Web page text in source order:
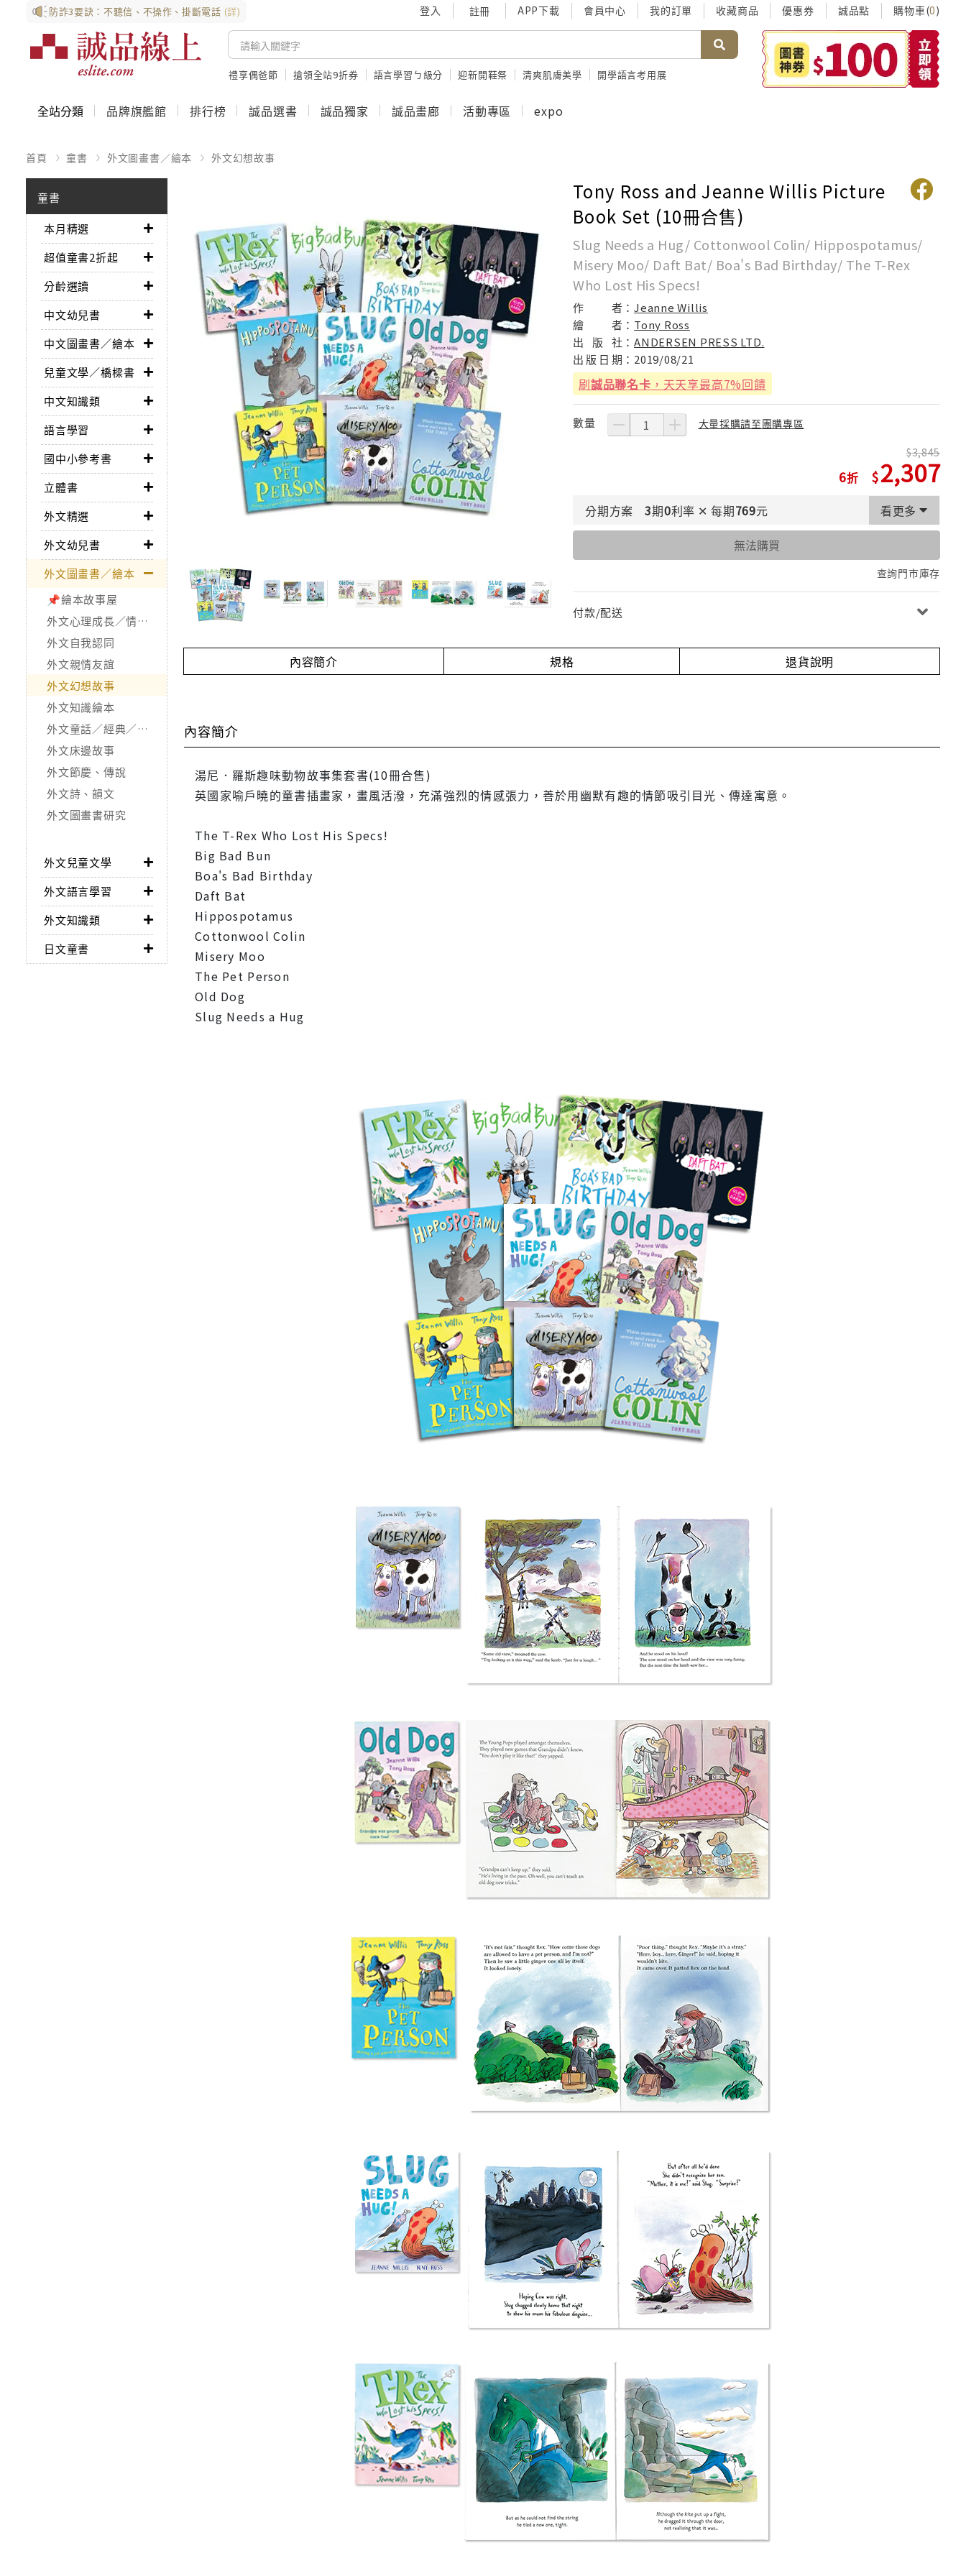
防詐3要訣：不聽信、不操作、掛斷電話 (詳) 登入 註冊 APP下載 會員中心 我的訂單 收藏商品 優惠券 誠品點 購物車(0)
禮享偶爸節 搶領全站9折券 語言學習ㄅ級分 迎新開鞋祭 清爽肌膚美學 開學語言考用展
全站分類 品牌旗艦館 排行榜 誠品選書 誠品獨家 誠品畫廊 活動專區 expo
首頁 童書 外文圖畫書／繪本 外文幻想故事
童書
本月精選
超值童書2折起
分齡選讀
中文幼兒書
中文圖畫書／繪本
兒童文學／橋樑書
中文知識類
語言學習
國中小參考書
立體書
外文精選
外文幼兒書
外文圖畫書／繪本
📌繪本故事屋
外文心理成長／情緒處理
外文自我認同
外文親情友誼
外文幻想故事
外文知識繪本
外文童話／經典／寓言故事
外文床邊故事
外文節慶、傳說
外文詩、韻文
外文圖畫書研究
外文兒童文學
外文語言學習
外文知識類
日文童書
Tony Ross and Jeanne Willis Picture
Book Set (10冊合售)
Slug Needs a Hug/ Cottonwool Colin/ Hippospotamus/
Misery Moo/ Daft Bat/ Boa's Bad Birthday/ The T-Rex
Who Lost His Specs!
作 者：Jeanne Willis
繪
者： Tony Ross
出
版 社：ANDERSEN PRESS LTD.
出 版 日 期： 2019/08/21
刷誠品聯名卡 ，天天享最高7%回饋
數量 大量採購請至團購專區
6
3,845
2,307
分期方案 3期0利率 ✕ 每期769元 看更多
無法購買
查詢門市庫存
付款/配送
內容簡介 規格 退貨說明
內容簡介
湯尼．羅斯趣味動物故事集套書(10冊合售)
英國家喻戶曉的童書插畫家，畫風活潑，充滿強烈的情感張力，善於用幽默有趣的情節吸引目光、傳達寓意。
The T-Rex Who Lost His Specs!
Big Bad Bun
Boa's Bad Birthday
Daft Bat
Hippospotamus
Cottonwool Colin
Misery Moo
The Pet Person
Old Dog
Slug Needs a Hug